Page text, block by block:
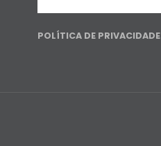
POLÍTICA DE PRIVACIDADE